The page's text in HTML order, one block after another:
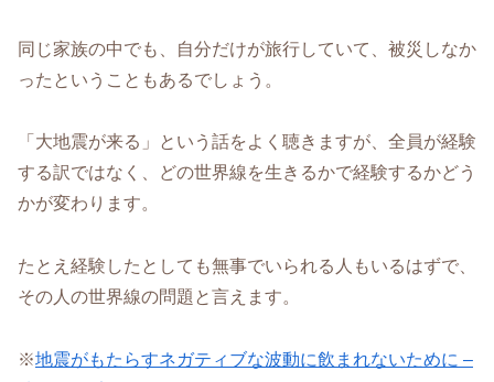
同じ家族の中でも、自分だけが旅行していて、被災しなか
ったということもあるでしょう。
「大地震が来る」という話をよく聴きますが、全員が経験
する訳ではなく、どの世界線を生きるかで経験するかどう
かが変わります。
たとえ経験したとしても無事でいられる人もいるはずで、
その人の世界線の問題と言えます。
※地震がもたらすネガティブな波動に飲まれないために –